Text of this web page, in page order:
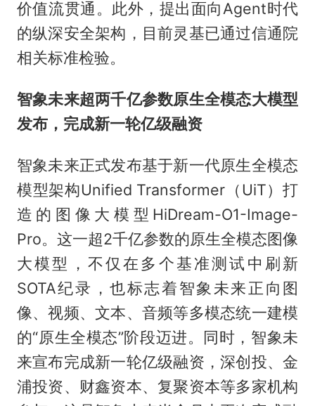
价值流贯通。此外，提出面向Agent时代
的纵深安全架构，目前灵基已通过信通院
相关标准检验。
智象未来超两千亿参数原生全模态大模型
发布，完成新一轮亿级融资
智象未来正式发布基于新一代原生全模态
模型架构Unified Transformer（UiT）打
造的图像大模型HiDream-O1-Image-
Pro。这一超2千亿参数的原生全模态图像
大模型，不仅在多个基准测试中刷新
SOTA纪录，也标志着智象未来正向图
像、视频、文本、音频等多模态统一建模
的“原生全模态”阶段迈进。同时，智象未
来宣布完成新一轮亿级融资，深创投、金
浦投资、财鑫资本、复聚资本等多家机构